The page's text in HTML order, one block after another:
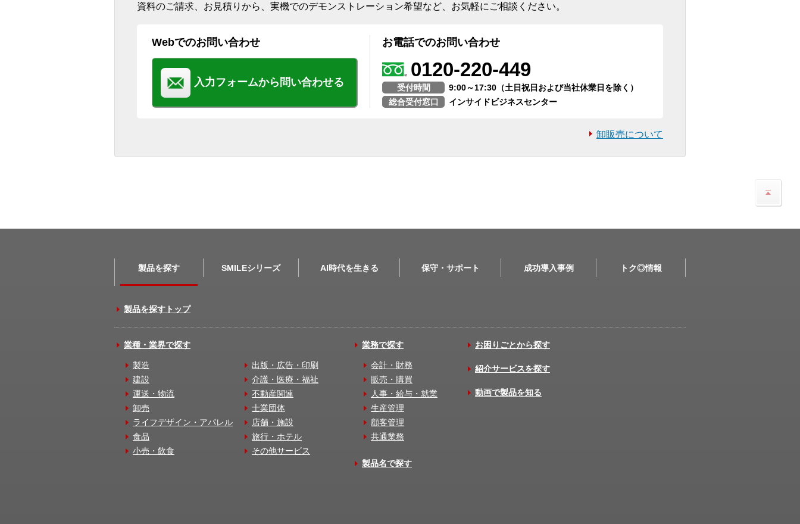
資料のご請求、お見積りから、実機でのデモンストレーション希望など、お気軽にご相談ください。
Webでのお問い合わせ
入力フォームから問い合わせる
お電話でのお問い合わせ
0120-220-449
受付時間
9:00～17:30（土日祝日および当社休業日を除く）
総合受付窓口
インサイドビジネスセンター
卸販売について
製品を探す SMILEシリーズ AI時代を生きる 保守・サポート 成功導入事例 トク◎情報
製品を探すトップ
業種・業界で探す
製造
建設
運送・物流
卸売
ライフデザイン・アパレル
食品
小売・飲食
出版・広告・印刷
介護・医療・福祉
不動産関連
士業団体
店舗・施設
旅行・ホテル
その他サービス
業務で探す
会計・財務
販売・購買
人事・給与・就業
生産管理
顧客管理
共通業務
製品名で探す
お困りごとから探す
紹介サービスを探す
動画で製品を知る